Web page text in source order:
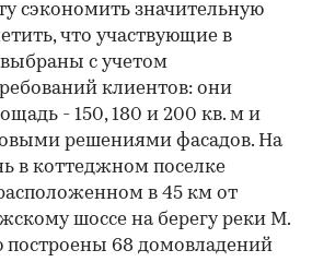
сэкономить значительную
что участвующие в
с учетом
клиентов: они
- 150, 180 и 200 кв. м и
решениями фасадов. На
в коттеджном поселке
в 45 км от
шоссе на берегу реки М.
построены 68 домовладений